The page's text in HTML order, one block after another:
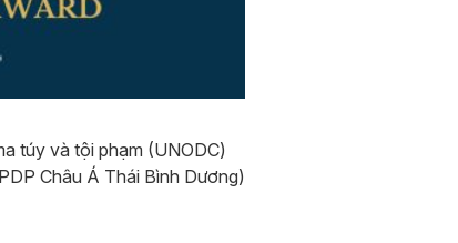
túy và tội phạm (UNODC)
Châu Á Thái Bình Dương)